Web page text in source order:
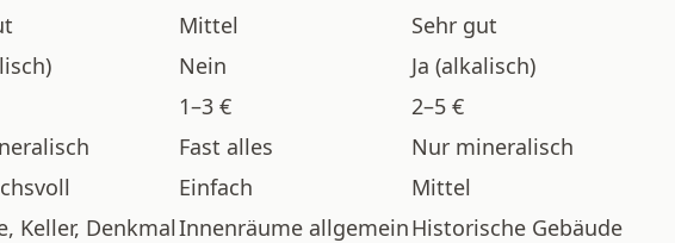
Mittel
Sehr gut
Nein
Ja (alkalisch)
1–3 €
2–5 €
Fast alles
Nur mineralisch
Einfach
Mittel
Keller, DenkmalInnenräume allgemeinHistorische Gebäude